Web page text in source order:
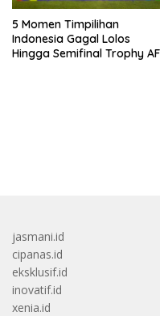
5 Momen Timpilihan
Indonesia Gagal Lolos
Hingga Semifinal Trophy
jasmani.id
cipanas.id
eksklusif.id
inovatif.id
xenia.id